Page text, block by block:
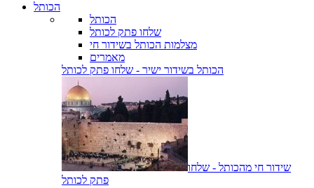
הכותל
הכותל
שלחו פתק לכותל
מצלמות הכותל בשידור חי
מאמרים
הכותל בשידור ישיר - שלחו פתק לכותל
שידור חי מהכותל - שלחו
פתק לכותל